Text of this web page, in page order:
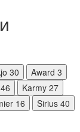
30 Award 3
46 Karmy 27
16 Sirius 40